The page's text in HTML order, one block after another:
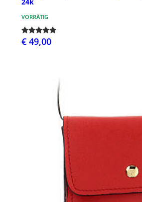
VORRÄTIG
€ 49,00